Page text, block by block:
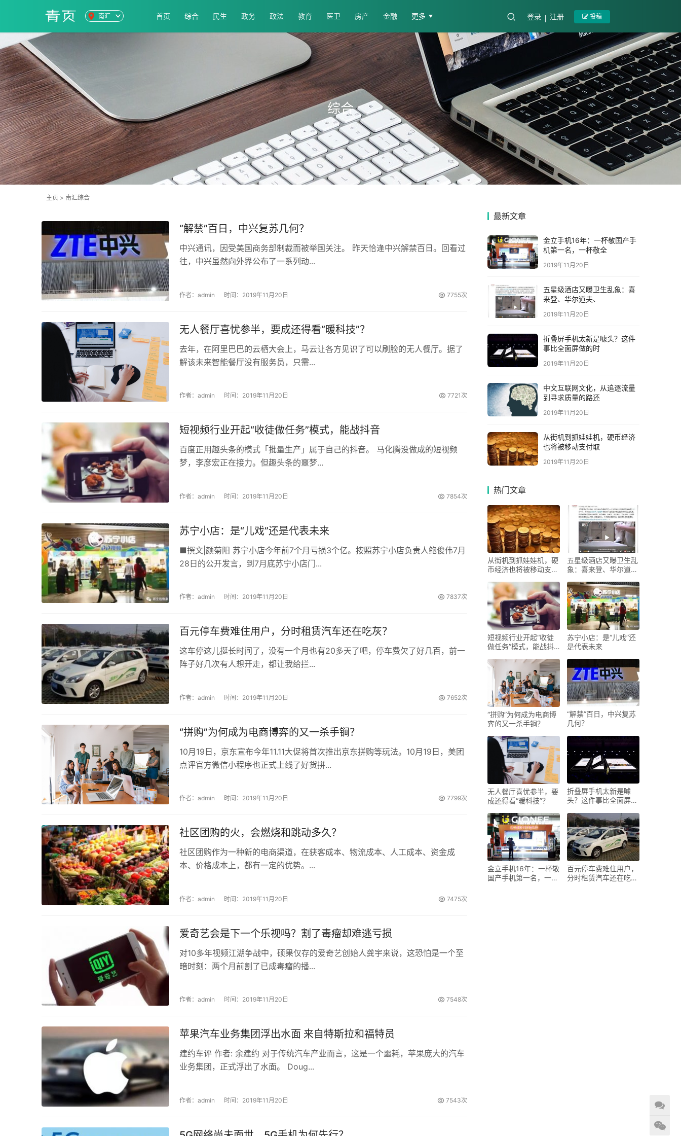
南汇 首页 综合 民生 政务 政法 教育 医卫 房产 金融 更多 登录 注册 投稿
综合
主页 > 南汇综合
“解禁”百日，中兴复苏几何？
中兴通讯，因受美国商务部制裁而被举国关注。 昨天恰逢中兴解禁百日。回看过
往，中兴虽然向外界公布了一系列动...
作者：admin 时间：2019年11月20日 7755次
无人餐厅喜忧参半，要成还得看“暖科技”？
去年，在阿里巴巴的云栖大会上，马云让各方见识了可以刷脸的无人餐厅。据了
解该未来智能餐厅没有服务员，只需...
作者：admin 时间：2019年11月20日 7721次
短视频行业开起“收徒做任务”模式，能战抖音
百度正用趣头条的模式「批量生产」属于自己的抖音。 马化腾没做成的短视频
梦，李彦宏正在接力。但趣头条的噩梦...
作者：admin 时间：2019年11月20日 7854次
苏宁小店：是“儿戏”还是代表未来
■撰文|颜菊阳 苏宁小店今年前7个月亏损3个亿。按照苏宁小店负责人鲍俊伟7月
28日的公开发言，到7月底苏宁小店门...
作者：admin 时间：2019年11月20日 7837次
百元停车费难住用户，分时租赁汽车还在吃灰？
这车停这儿挺长时间了，没有一个月也有20多天了吧，停车费欠了好几百，前一
阵子好几次有人想开走，都让我给拦...
作者：admin 时间：2019年11月20日 7652次
“拼购”为何成为电商博弈的又一杀手锏？
10月19日，京东宣布今年11.11大促将首次推出京东拼购等玩法。10月19日，美团
点评官方微信小程序也正式上线了好货拼...
作者：admin 时间：2019年11月20日 7799次
社区团购的火，会燃烧和跳动多久？
社区团购作为一种新的电商渠道，在获客成本、物流成本、人工成本、资金成
本、价格成本上，都有一定的优势。...
作者：admin 时间：2019年11月20日 7475次
爱奇艺会是下一个乐视吗？割了毒瘤却难逃亏损
对10多年视频江湖争战中，硕果仅存的爱奇艺创始人龚宇来说，这恐怕是一个至
暗时刻：两个月前割了已成毒瘤的播...
作者：admin 时间：2019年11月20日 7548次
苹果汽车业务集团浮出水面 来自特斯拉和福特员
建约车评 作者: 余建约 对于传统汽车产业而言，这是一个噩耗，苹果庞大的汽车
业务集团，正式浮出了水面。 Doug...
作者：admin 时间：2019年11月20日 7543次
最新文章
金立手机16年：一杯敬国产手
机第一名，一杯敬全
2019年11月20日
五星级酒店又曝卫生乱象：喜
来登、华尔道夫、
2019年11月20日
折叠屏手机太新是噱头？这件
事比全面屏做的时
2019年11月20日
中文互联网文化，从追逐流量
到寻求质量的路还
2019年11月20日
从街机到抓娃娃机，硬币经济
也将被移动支付取
2019年11月20日
热门文章
从街机到抓娃娃机，硬
币经济也将被移动支付
五星级酒店又曝卫生乱
象：喜来登、华尔道
短视频行业开起“收徒
做任务”模式，能战抖
苏宁小店：是“儿戏”还
是代表未来
“拼购”为何成为电商博
弈的又一杀手锏？
“解禁”百日，中兴复苏
几何？
无人餐厅喜忧参半，要
成还得看“暖科技”？
折叠屏手机太新是噱
头？这件事比全面屏做
金立手机16年：一杯敬
国产手机第一名，一杯
百元停车费难住用户，
分时租赁汽车还在吃